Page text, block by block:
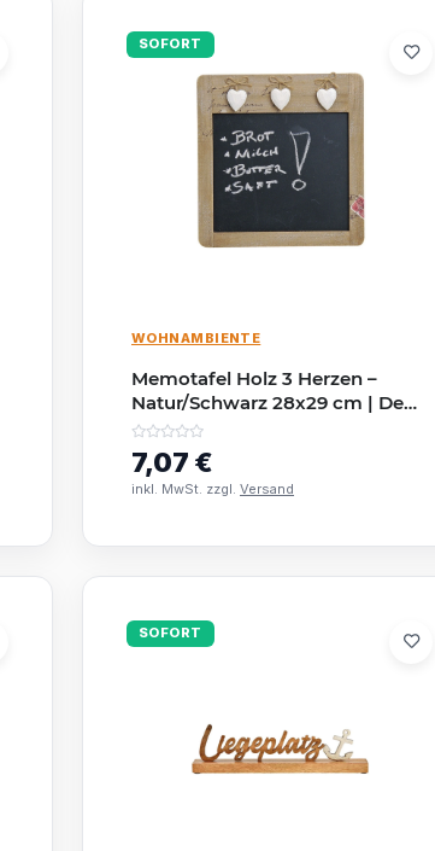
SOFORT
WOHNAMBIENTE
Memotafel Holz 3 Herzen –
Natur/Schwarz 28x29 cm | Deko
& Notiztafel
7,07 €
inkl. MwSt. zzgl. Versand
SOFORT